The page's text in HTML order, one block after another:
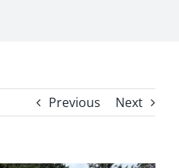
Previous Next